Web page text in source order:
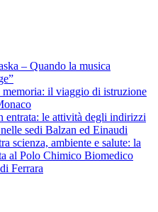
– Quando la musica
il viaggio di istruzione
entrata: le attività degli indirizzi
sedi Balzan ed Einaudi
scienza, ambiente e salute: la
al Polo Chimico Biomedico
Ferrara